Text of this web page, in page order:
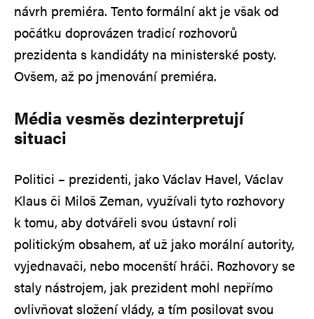
návrh premiéra. Tento formální akt je však od
počátku doprovázen tradicí rozhovorů
prezidenta s kandidáty na ministerské posty.
Ovšem, až po jmenování premiéra.
Média vesměs dezinterpretují
situaci
Politici – prezidenti, jako Václav Havel, Václav
Klaus či Miloš Zeman, využívali tyto rozhovory
k tomu, aby dotvářeli svou ústavní roli
politickým obsahem, ať už jako morální autority,
vyjednavači, nebo mocenští hráči. Rozhovory se
staly nástrojem, jak prezident mohl nepřímo
ovlivňovat složení vlády, a tím posilovat svou